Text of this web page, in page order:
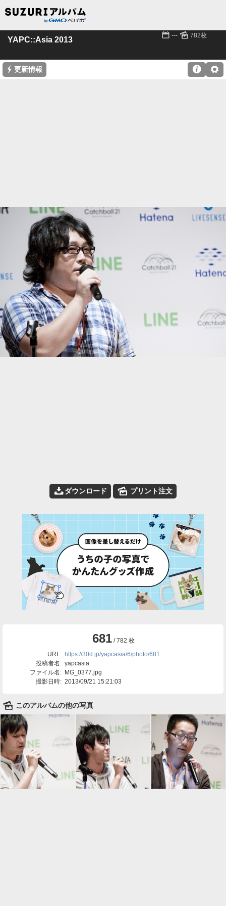
YAPC::Asia 2013 📅 --- 🌄 782枚
⚡ 更新情報 ⚙

📥ダウンロード 🌄 プリント注文
681/ 782 枚
URL: https://30d.jp/yapcasia/6/photo/681
投稿者名: yapcasia
ファイル名: MG_0377.jpg
撮影日時: 2013/09/21 15:21:03
🌄 このアルバムの他の写真